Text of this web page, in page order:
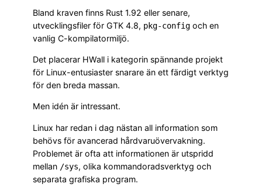
Bland kraven finns Rust 1.92 eller senare,
utvecklingsfiler för GTK 4.8, pkg-config och en
vanlig C-kompilatormiljö.
Det placerar HWall i kategorin spännande projekt
för Linux-entusiaster snarare än ett färdigt verktyg
för den breda massan.
Men idén är intressant.
Linux har redan i dag nästan all information som
behövs för avancerad hårdvaruövervakning.
Problemet är ofta att informationen är utspridd
mellan /sys, olika kommandoradsverktyg och
separata grafiska program.